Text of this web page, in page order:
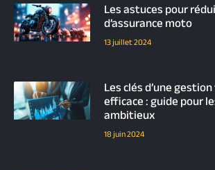
Les astuces pour
d’assurance moto
13 juillet 2024
Les clés d’une
efficace : guide pour
ambitieux
18 juin 2024